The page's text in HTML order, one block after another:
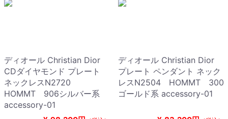
ディオール Christian Dior
CDダイヤモンド プレート
ネックレスN2720
HOMMT 906シルバー系
accessory-01
ディオール Christian Dior
プレート ペンダント ネック
レスN2504 HOMMT 300
ゴールド系 accessory-01